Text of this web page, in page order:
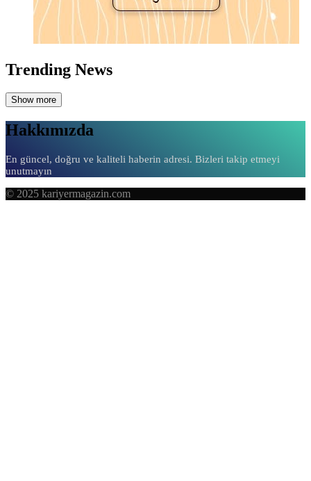
Trending News
Show more
Hakkımızda
En güncel, doğru ve kaliteli haberin adresi. Bizleri takip etmeyi
unutmayın
© 2025 kariyermagazin.com